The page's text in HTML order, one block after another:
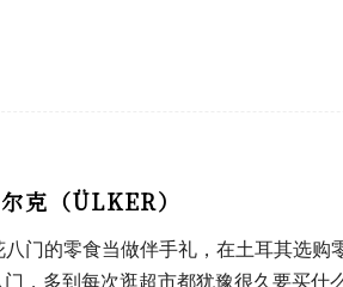
克（ÜLKER）
门的零食当做伴手礼，在土耳其选购
，多到每次逛超市都犹豫很久要买什